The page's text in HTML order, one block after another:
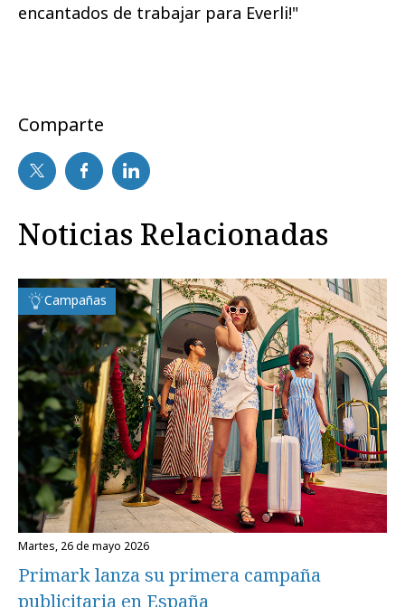
encantados de trabajar para Everli!"
Comparte
Noticias Relacionadas
Campañas
martes, 26 de mayo 2026
Primark lanza su primera campaña
publicitaria en España